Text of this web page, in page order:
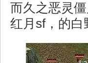
而久之恶灵
红月sf，的白